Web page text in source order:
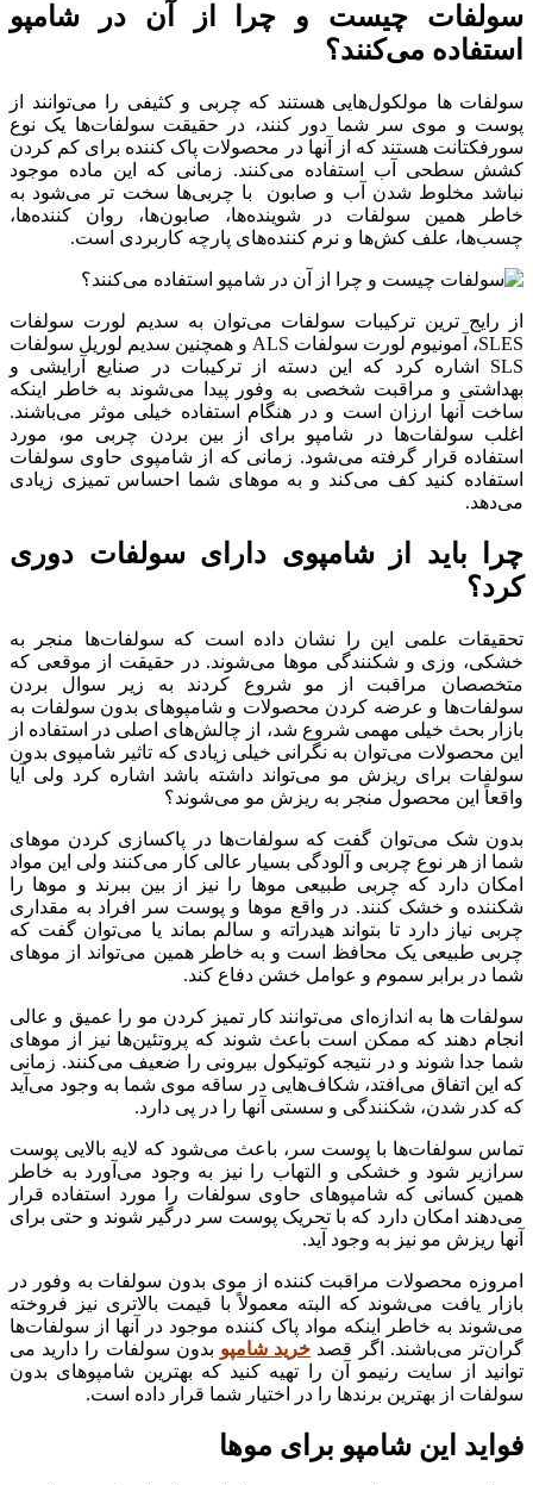
سولفات چیست و چرا از آن در شامپو
استفاده می‌کنند؟
سولفات ها مولکول‌هایی هستند که چربی و کثیفی را می‌توانند از
پوست و موی سر شما دور کنند، در حقیقت سولفات‌ها یک نوع
سورفکتانت هستند که از آنها در محصولات پاک کننده برای کم کردن
کشش سطحی آب استفاده می‌کنند. زمانی که این ماده موجود
نباشد مخلوط شدن آب و صابون با چربی‌ها سخت‌ تر می‌شود به
خاطر همین سولفات در شوینده‌ها، صابون‌ها، روان کننده‌ها،
چسب‌ها، علف کش‌ها و نرم کننده‌های پارچه کاربردی است.
از رایج‌ ترین ترکیبات سولفات می‌توان به سدیم لورت سولفات
SLES، آمونیوم لورت سولفات ALS و همچنین سدیم لوریل سولفات
SLS اشاره کرد که این دسته از ترکیبات در صنایع آرایشی و
بهداشتی و مراقبت شخصی به وفور پیدا می‌شوند به خاطر اینکه
ساخت آنها ارزان است و در هنگام استفاده خیلی موثر می‌باشند.
اغلب سولفات‌ها در شامپو برای از بین بردن چربی مو، مورد
استفاده قرار گرفته می‌شود. زمانی که از شامپوی حاوی سولفات
استفاده کنید کف می‌کند و به موهای شما احساس تمیزی زیادی
می‌دهد.
چرا باید از شامپوی دارای سولفات دوری
کرد؟
تحقیقات علمی این را نشان داده است که سولفات‌ها منجر به
خشکی، وزی و شکنندگی موها می‌شوند. در حقیقت از موقعی که
متخصصان مراقبت از مو شروع کردند به زیر سوال بردن
سولفات‌ها و عرضه کردن محصولات و شامپوهای بدون سولفات به
بازار بحث خیلی مهمی شروع شد، از چالش‌های اصلی در استفاده از
این محصولات می‌توان به نگرانی خیلی زیادی که تاثیر شامپوی بدون
سولفات برای ریزش مو می‌تواند داشته باشد اشاره کرد ولی آیا
واقعاً این محصول منجر به ریزش مو می‌شوند؟
بدون شک می‌توان گفت که سولفات‌ها در پاکسازی کردن موهای
شما از هر نوع چربی و آلودگی بسیار عالی کار می‌کنند ولی این مواد
امکان دارد که چربی طبیعی موها را نیز از بین ببرند و موها را
شکننده و خشک کنند. در واقع موها و پوست سر افراد به مقداری
چربی نیاز دارد تا بتواند هیدراته و سالم بماند یا می‌توان گفت که
چربی طبیعی یک محافظ است و به خاطر همین می‌تواند از موهای
شما در برابر سموم و عوامل خشن دفاع کند.
سولفات ها به اندازه‌ای می‌توانند کار تمیز کردن مو را عمیق و عالی
انجام دهند که ممکن است باعث شوند که پروتئین‌ها نیز از موهای
شما جدا شوند و در نتیجه کوتیکول بیرونی را ضعیف می‌کنند. زمانی
که این اتفاق می‌افتد، شکاف‌هایی در ساقه موی شما به وجود می‌آید
که کدر شدن، شکنندگی و سستی آنها را در پی دارد.
تماس سولفات‌ها با پوست سر، باعث می‌شود که لایه بالایی پوست
سرازیر شود و خشکی و التهاب را نیز به وجود می‌آورد به خاطر
همین کسانی که شامپوهای حاوی سولفات را مورد استفاده قرار
می‌دهند امکان دارد که با تحریک پوست سر درگیر شوند و حتی برای
آنها ریزش مو نیز به وجود آید.
امروزه محصولات مراقبت کننده از موی بدون سولفات به وفور در
بازار یافت می‌شوند که البته معمولاً با قیمت بالاتری نیز فروخته
می‌شوند به خاطر اینکه مواد پاک کننده موجود در آنها از سولفات‌ها
گران‌تر می‌باشند. اگر قصد خرید شامپو بدون سولفات را دارید می
توانید از سایت رنیمو آن را تهیه کنید که بهترین شامپوهای بدون
سولفات از بهترین برندها را در اختیار شما قرار داده است.
فواید این شامپو برای موها